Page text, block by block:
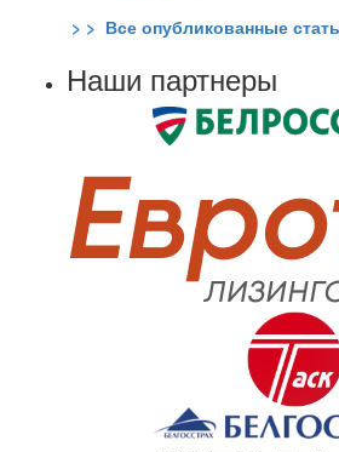
> > Все опубликованные
Наши партнеры